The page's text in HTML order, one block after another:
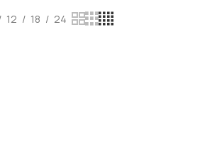
12 18 24